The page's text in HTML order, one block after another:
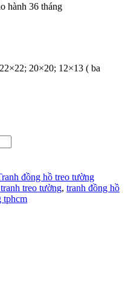
hành 36 tháng
20×20; 12×13 ( ba
đồng hồ treo tường
treo tường, tranh đồng hồ
tphcm